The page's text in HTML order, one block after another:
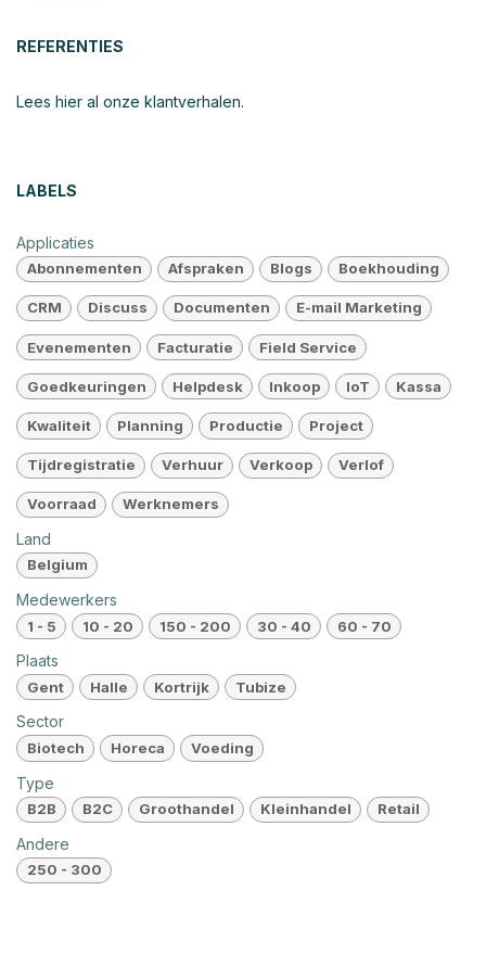
REFERENTIES
Lees hier al onze klantverhalen.
LABELS
Applicaties
Abonnementen Afspraken Blogs Boekhouding
CRM Discuss Documenten E-mail Marketing
Evenementen Facturatie Field Service
Goedkeuringen Helpdesk Inkoop IoT Kassa
Kwaliteit Planning Productie Project
Tijdregistratie Verhuur Verkoop Verlof
Voorraad Werknemers
Land
Belgium
Medewerkers
1 - 5 10 - 20 150 - 200 30 - 40 60 - 70
Plaats
Gent Halle Kortrijk Tubize
Sector
Biotech Horeca Voeding
Type
B2B B2C Groothandel Kleinhandel Retail
Andere
250 - 300